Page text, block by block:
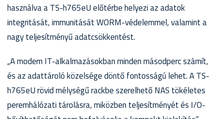
használva a TS-h765eU előtérbe helyezi az adatok
integritását, immunitását WORM-védelemmel, valamint a
nagy teljesítményű adatcsökkentést.
„A modern IT-alkalmazásokban minden másodperc számít,
és az adattároló közelsége döntő fontosságú lehet. A TS-
h765eU rövid mélységű rackbe szerelhető NAS tökéletes
peremhálózati tárolásra, miközben teljesítményét és I/O-